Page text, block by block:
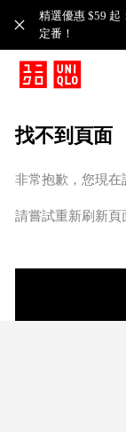
精選優惠 $59 起
定番！​
找不到頁面
非常抱歉，您現在
請嘗試重新刷新頁